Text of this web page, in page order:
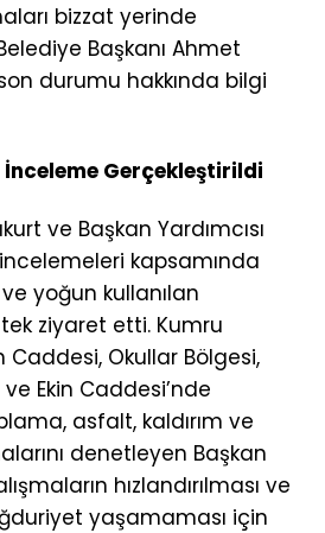
bizzat yerinde
Başkanı Ahmet
durumu hakkında bilgi
Gerçekleştirildi
ve Başkan Yardımcısı
kapsamında
yoğun kullanılan
ziyaret etti. Kumru
Okullar Bölgesi,
Ekin Caddesi’nde
asfalt, kaldırım ve
denetleyen Başkan
hızlandırılması ve
yaşamaması için